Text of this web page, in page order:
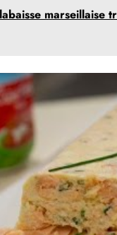
marseillaise